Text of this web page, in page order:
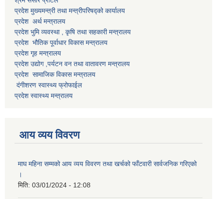
प्रदेश मुख्यमन्त्री तथा मन्त्रीपरिषद्को कार्यालय
प्रदेश अर्थ मन्त्रालय
प्रदेश भुमि व्यवस्था , कृषि तथा सहकारी मन्त्रालय
प्रदेश भौतिक पूर्वाधार विकास मन्त्रालय
प्रदेश गृह मन्त्रालय
प्रदेश उद्योग ,पर्यटन वन तथा वातावरण मन्त्रालय
प्रदेश सामाजिक विकास मन्त्रालय
दंगीशरण स्वास्थ्य फ्रोफाईल
प्रदेश स्वास्थ्य मन्त्रालय
आय व्यय विवरण
माघ महिना सम्मको आय व्यय विवरण तथा खर्चको फाँटवारी सार्वजनिक गरिएको
।
मिति: 03/01/2024 - 12:08